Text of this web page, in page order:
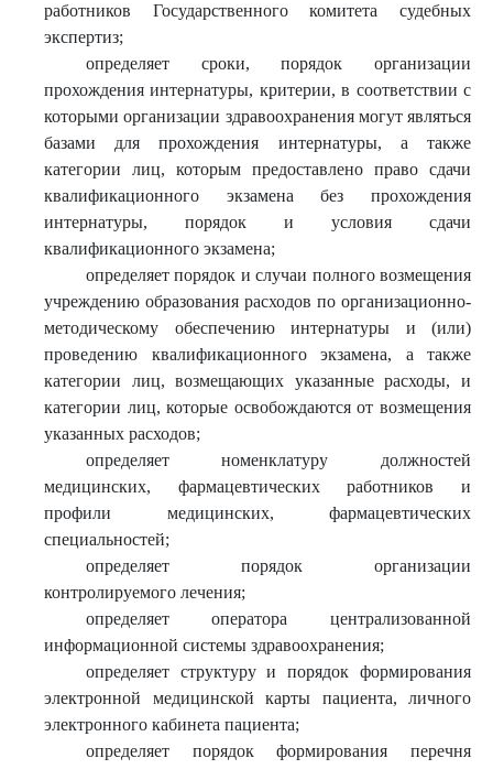
работников Государственного комитета судебных
экспертиз;
определяет сроки, порядок организации
прохождения интернатуры, критерии, в соответствии с
которыми организации здравоохранения могут являться
базами для прохождения интернатуры, а также
категории лиц, которым предоставлено право сдачи
квалификационного экзамена без прохождения
интернатуры, порядок и условия сдачи
квалификационного экзамена;
определяет порядок и случаи полного возмещения
учреждению образования расходов по организационно-
методическому обеспечению интернатуры и (или)
проведению квалификационного экзамена, а также
категории лиц, возмещающих указанные расходы, и
категории лиц, которые освобождаются от возмещения
указанных расходов;
определяет номенклатуру должностей
медицинских, фармацевтических работников и
профили медицинских, фармацевтических
специальностей;
определяет порядок организации
контролируемого лечения;
определяет оператора централизованной
информационной системы здравоохранения;
определяет структуру и порядок формирования
электронной медицинской карты пациента, личного
электронного кабинета пациента;
определяет порядок формирования перечня